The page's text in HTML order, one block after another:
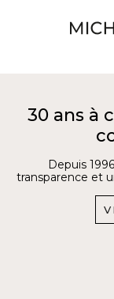
30 ans à
Depuis
transparence et